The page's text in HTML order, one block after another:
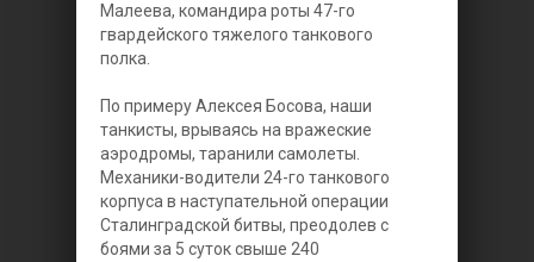
Малеева, командира роты 47-го
гвардейского тяжелого танкового
полка.
По примеру Алексея Босова, наши
танкисты, врываясь на вражеские
аэродромы, таранили самолеты.
Механики-водители 24-го танкового
корпуса в наступательной операции
Сталинградской битвы, преодолев с
боями за 5 суток свыше 240